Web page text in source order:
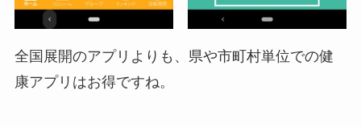
全国展開のアプリよりも、県や市町村単位での健
康アプリはお得ですね。